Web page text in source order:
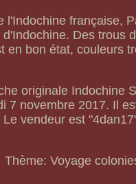
l'Indochine française,
Des trous
en bon état, couleurs
originale Indochine
7 novembre 2017. Il
Le vendeur est
Thème: Voyage